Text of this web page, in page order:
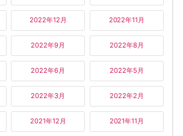
2022年12月 2022年11月
2022年9月 2022年8月
2022年6月 2022年5月
2022年3月 2022年2月
2021年12月 2021年11月